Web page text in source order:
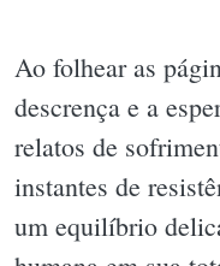
Ao folhear as
descrença e a
relatos de
instantes de
um equilíbrio